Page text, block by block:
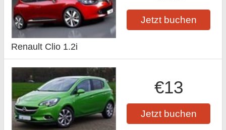
Jetzt buchen
Renault Clio 1.2i
€13
Jetzt buchen